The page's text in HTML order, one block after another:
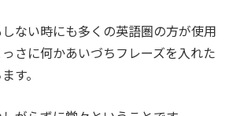
ない時にも多くの英語圏の方が使用
さに何かあいづちフレーズを入れた
す。